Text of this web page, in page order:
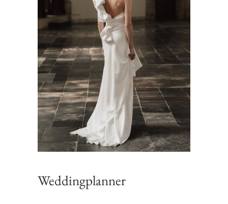
Weddingplanner